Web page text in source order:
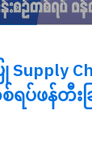
ပ်ဖန်တီးခ